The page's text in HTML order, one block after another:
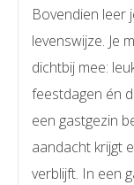
Bovendien leer
levenswijze. Je
dichtbij mee:
feestdagen én
een gastgezin
aandacht krijgt
verblijft. In een